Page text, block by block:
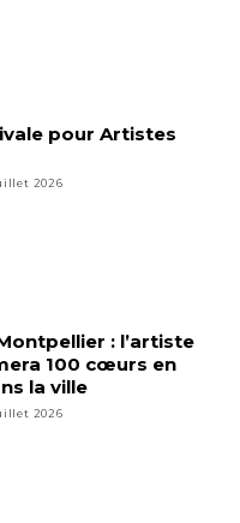
pour Artistes
2026
: l’artiste
100 cœurs en
la ville
2026